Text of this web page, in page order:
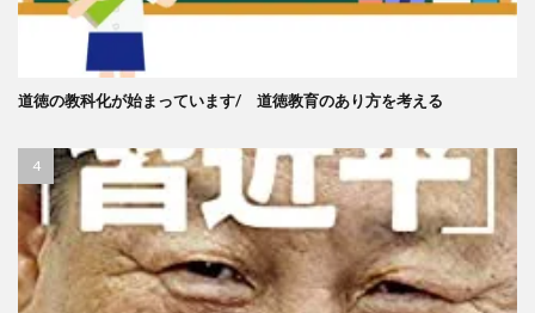
道徳の教科化が始まっています/ 道徳教育のあり方を考える